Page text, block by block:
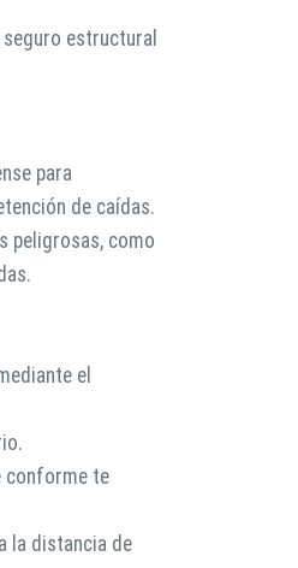
estructural
para
de caídas.
peligrosas, como
el
conforme te
la distancia de